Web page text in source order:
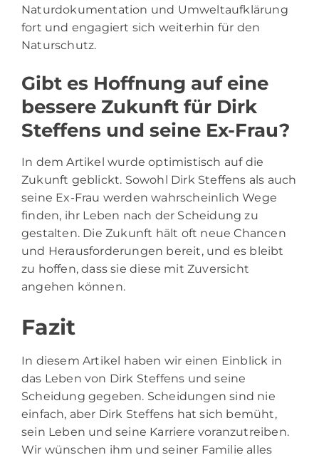
Naturdokumentation und Umweltaufklärung
fort und engagiert sich weiterhin für den
Naturschutz.
Gibt es Hoffnung auf eine
bessere Zukunft für Dirk
Steffens und seine Ex-Frau?
In dem Artikel wurde optimistisch auf die
Zukunft geblickt. Sowohl Dirk Steffens als auch
seine Ex-Frau werden wahrscheinlich Wege
finden, ihr Leben nach der Scheidung zu
gestalten. Die Zukunft hält oft neue Chancen
und Herausforderungen bereit, und es bleibt
zu hoffen, dass sie diese mit Zuversicht
angehen können.
Fazit
In diesem Artikel haben wir einen Einblick in
das Leben von Dirk Steffens und seine
Scheidung gegeben. Scheidungen sind nie
einfach, aber Dirk Steffens hat sich bemüht,
sein Leben und seine Karriere voranzutreiben.
Wir wünschen ihm und seiner Familie alles